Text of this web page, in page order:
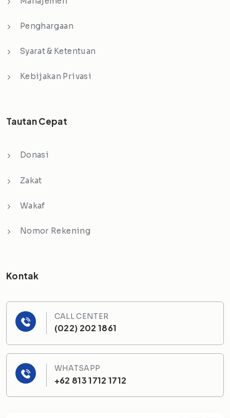
Penghargaan
Syarat & Ketentuan
Kebijakan Privasi
Tautan Cepat
Donasi
Zakat
Wakaf
Nomor Rekening
Kontak
CALL CENTER
(022) 202 1861
WHATSAPP
+62 813 1712 1712